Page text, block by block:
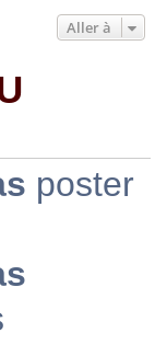
Aller à
poster